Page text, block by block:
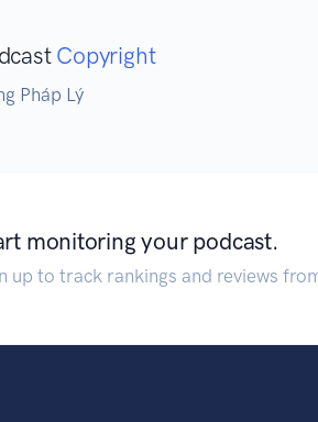
Copyright
Pháp Lý
monitoring your podcast.
up to track rankings and reviews